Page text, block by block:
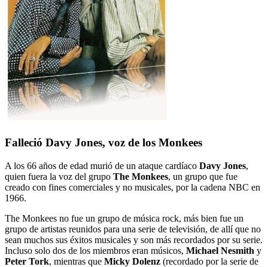
Falleció Davy Jones, voz de los Monkees
A los 66 años de edad murió de un ataque cardíaco Davy Jones,
quien fuera la voz del grupo The Monkees, un grupo que fue
creado con fines comerciales y no musicales, por la cadena NBC en
1966.
The Monkees no fue un grupo de música rock, más bien fue un
grupo de artistas reunidos para una serie de televisión, de allí que no
sean muchos sus éxitos musicales y son más recordados por su serie.
Incluso solo dos de los miembros eran músicos, Michael Nesmith y
Peter Tork, mientras que Micky Dolenz (recordado por la serie de